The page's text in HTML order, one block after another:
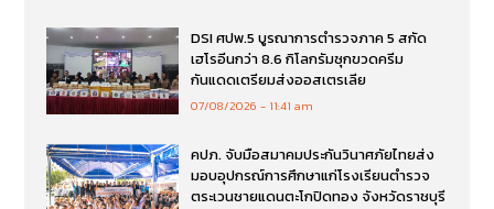
DSI ศปพ.5 บูรณาการตำรวจภาค 5 สกัด
เฮโรอีนกว่า 8.6 กิโลกรัมซุกขวดครีม
กันแดดเตรียมส่งออสเตรเลีย
07/08/2026 11:41 am
คปภ. จับมือสมาคมประกันวินาศภัยไทยส่ง
มอบอุปกรณ์การศึกษาแก่โรงเรียนตำรวจ
ตระเวนชายแดนตะโกปิดทอง จังหวัดราชบุรี